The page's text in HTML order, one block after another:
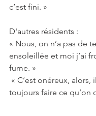
c’est fini. »
D'autres résidents :
« Nous, on n’a pas de
ensoleillée et moi j’ai
fume. »
« C’est onéreux, alors,
toujours faire ce qu’on